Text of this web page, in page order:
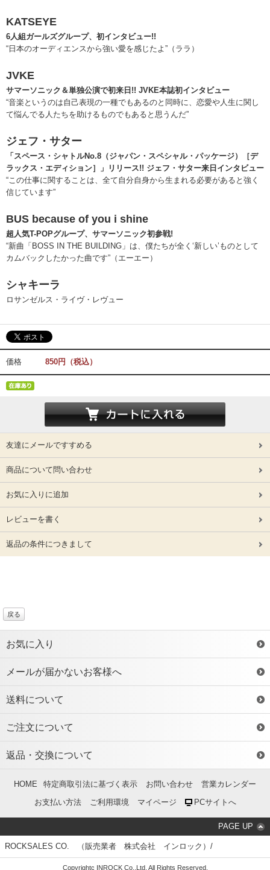
KATSEYE
6人組ガールズグループ、初インタビュー!!
“日本のオーディエンスから強い愛を感じたよ”（ララ）
JVKE
サマーソニック＆単独公演で初来日!! JVKE本誌初インタビュー
“音楽というのは自己表現の一種でもあるのと同時に、恋愛や人生に関し
て悩んでる人たちを助けるものでもあると思うんだ”
ジェフ・サター
「スペース・シャトルNo.8（ジャパン・スペシャル・パッケージ）［デ
ラックス・エディション］」リリース!! ジェフ・サター来日インタビュー
“この仕事に関することは、全て自分自身から生まれる必要があると強く
信じています”
BUS because of you i shine
超人気T-POPグループ、サマーソニック初参戦!
“新曲「BOSS IN THE BUILDING」は、僕たちが全く‘新しい’ものとして
カムバックしたかった曲です”（エーエー）
シャキーラ
ロサンゼルス・ライヴ・レヴュー
価格 850円（税込）
友達にメールですすめる
商品について問い合わせ
お気に入りに追加
レビューを書く
返品の条件につきまして
戻る
お気に入り
メールが届かないお客様へ
送料について
ご注文について
返品・交換について
HOME 特定商取引法に基づく表示 お問い合わせ
営業カレンダー
お支払い方法
ご利用環境 マイページ PCサイトへ
PAGE UP
ROCKSALES CO. （販売業者 株式会社 インロック）/
Copyrightc INROCK Co.,Ltd. All Rights Reserved.